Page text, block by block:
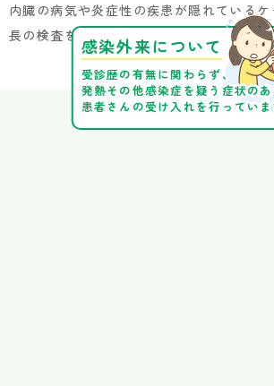
内臓の病気や炎症性の疾患が隠れている
長の検査をきっかけに別の病気が見つかる
感染外来について
受診歴の有無に関わらず、
発熱その他感染症を疑う症状の
患者さんの受け入れを行っていま